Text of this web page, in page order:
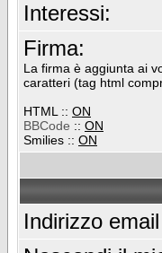
Interessi:
Firma:
La firma è aggiunta ai
caratteri (tag html
HTML :: ON
BBCode :: ON
Smilies :: ON
Indirizzo